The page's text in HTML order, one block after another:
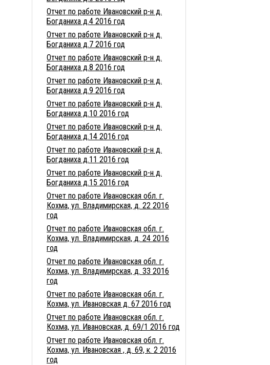
Отчет по работе Ивановский р-н д.
Богданиха д.4 2016 год
Отчет по работе Ивановский р-н д.
Богданиха д.7 2016 год
Отчет по работе Ивановский р-н д.
Богданиха д.8 2016 год
Отчет по работе Ивановский р-н д.
Богданиха д.9 2016 год
Отчет по работе Ивановский р-н д.
Богданиха д.10 2016 год
Отчет по работе Ивановский р-н д.
Богданиха д.14 2016 год
Отчет по работе Ивановский р-н д.
Богданиха д.11 2016 год
Отчет по работе Ивановский р-н д.
Богданиха д.15 2016 год
Отчет по работе Ивановская обл. г.
Кохма, ул. Владимирская, д. 22 2016
год
Отчет по работе Ивановская обл. г.
Кохма, ул. Владимирская, д. 24 2016
год
Отчет по работе Ивановская обл. г.
Кохма, ул. Владимирская, д. 33 2016
год
Отчет по работе Ивановская обл. г.
Кохма, ул. Ивановская д. 67 2016 год
Отчет по работе Ивановская обл. г.
Кохма, ул. Ивановская, д. 69/1 2016 год
Отчет по работе Ивановская обл. г.
Кохма, ул. Ивановская , д. 69, к. 2 2016
год